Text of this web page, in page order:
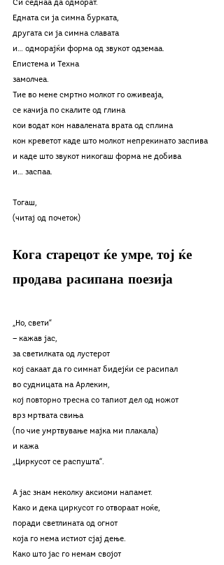
Си седнаа да одморат.
Едната си ја симна бурката,
другата си ја симна славата
и… одморајќи форма од звукот одземаа.
Епистема и Техна
замолчеа.
Тие во мене смртно молкот го оживеаја,
се качија по скалите од глина
кои водат кон навалената врата од сплина
кон креветот каде што молкот непрекинато заспива
и каде што звукот никогаш форма не добива
и… заспаа.
Тогаш,
(читај од почеток)
Кога старецот ќе умре, тој ќе
продава расипана поезија
„Но, свети“
— кажав јас,
за светилката од лустерот
кој сакаат да го симнат бидејќи се расипал
во судницата на Арлекин,
кој повторно тресна со тапиот дел од ножот
врз мртвата свиња
(по чие умртвување мајка ми плакала)
и кажа
„Циркусот се распушта“.
А јас знам неколку аксиоми напамет.
Како и дека циркусот го отвораат ноќе,
поради светлината од огнот
која го нема истиот сјај дење.
Како што јас го немам својот